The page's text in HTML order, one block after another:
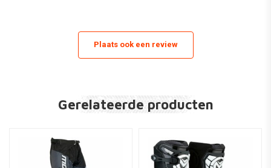
Plaats ook een review
Gerelateerde producten